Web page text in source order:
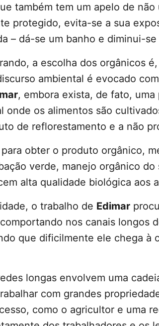
também tem um apelo de
protegido, evita-se a sua
– dá-se um banho e diminui-
a escolha dos orgânicos
ambiental é evocado
, embora exista, de fato,
onde os alimentos são
de reflorestamento e a não
obter o produto orgânico,
verde, manejo orgânico
alta qualidade biológica aos
o trabalho de Edimar
nos canais longos
que dificilmente ele chega à
longas envolvem uma
com grandes
como o agricultor e uma